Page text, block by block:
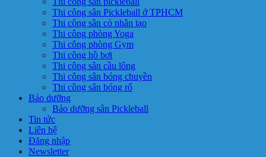
Thi công sân Pickleball ở TPHCM
Thi công sân cỏ nhân tạo
Thi công phòng Yoga
Thi công phòng Gym
Thi công hồ bơi
Thi công sân cầu lông
Thi công sân bóng chuyền
Thi công sân bóng rổ
Bảo dưỡng
Bảo dưỡng sân Pickleball
Tin tức
Liên hệ
Đăng nhập
Newsletter